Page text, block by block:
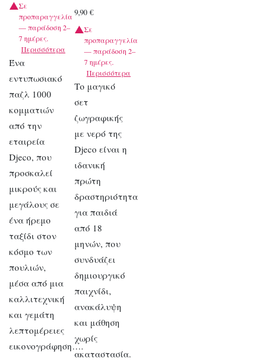
Σε
προπαραγγελία
— παράδοση 2–
7 ημέρες.
Περισσότερα
Ένα
εντυπωσιακό
παζλ 1000
κομματιών
από την
εταιρεία
Djeco, που
προσκαλεί
μικρούς και
μεγάλους σε
ένα ήρεμο
ταξίδι στον
κόσμο των
πουλιών,
μέσα από μια
καλλιτεχνική
και γεμάτη
λεπτομέρειες
εικονογράφηση….
9,90€
Σε
προπαραγγελία
— παράδοση 2–
7 ημέρες.
Περισσότερα
Το μαγικό
σετ
ζωγραφικής
με νερό της
Djeco είναι η
ιδανική
πρώτη
δραστηριότητα
για παιδιά
από 18
μηνών, που
συνδυάζει
δημιουργικό
παιχνίδι,
ανακάλυψη
και μάθηση
χωρίς
ακαταστασία.